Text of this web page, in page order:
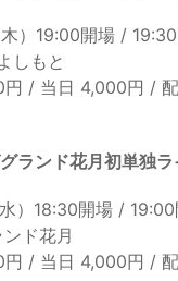
）19:00開場 /
しもと
/ 当日 4,000円 /
ランド花月初単独ラ
）18:30開場 /
ド花月
/ 当日 4,000円 /